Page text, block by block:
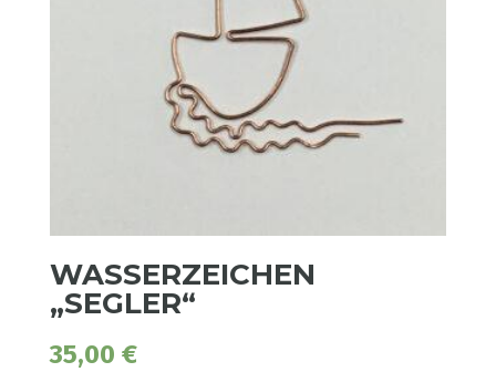
WASSERZEICHEN
„SEGLER“
35,00 €